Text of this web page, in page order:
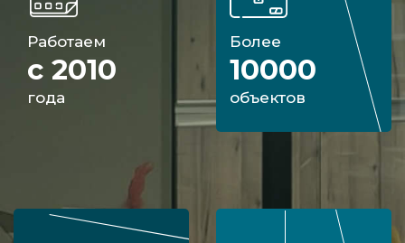
Работаем
с 2010
года
Более
10000
объектов